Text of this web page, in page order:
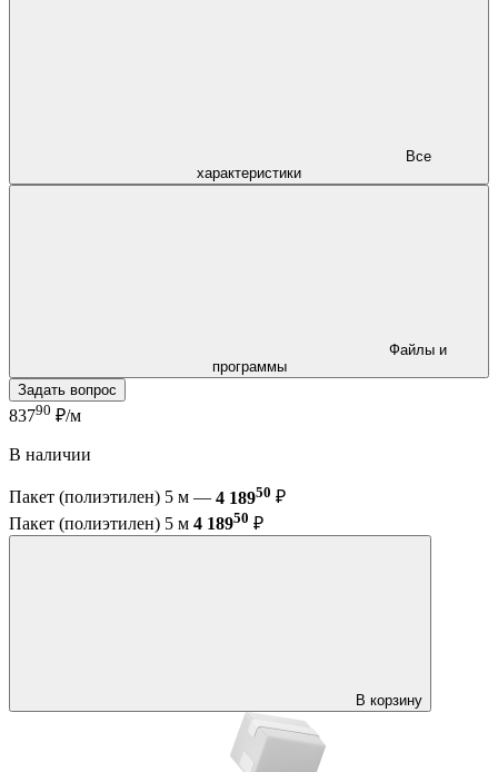
характеристики
программы
Задать вопрос
83790 ₽/м
В наличии
Пакет (полиэтилен) 5 м — 4 18950 ₽
Пакет (полиэтилен) 5 м 4 18950 ₽
В корзину